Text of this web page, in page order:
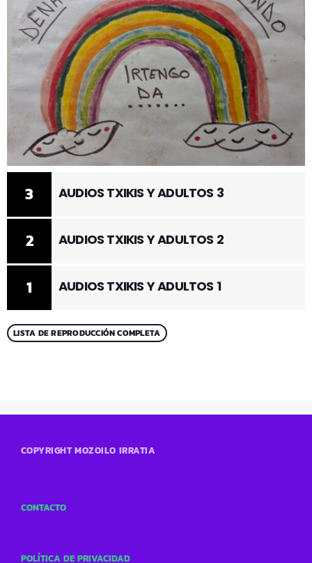
1 AUDIOS TXIKIS Y ADULTOS 1
2 AUDIOS TXIKIS Y ADULTOS 2
3 AUDIOS TXIKIS Y ADULTOS 3
LISTA DE REPRODUCCIÓN COMPLETA
COPYRIGHT MOZOILO IRRATIA
CONTACTO
POLÍTICA DE PRIVACIDAD